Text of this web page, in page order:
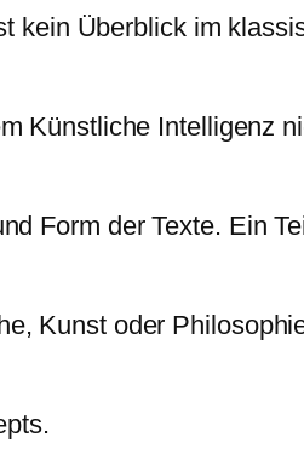
kein Überblick im
Künstliche Intelligenz
Form der Texte. Ein
Kunst oder